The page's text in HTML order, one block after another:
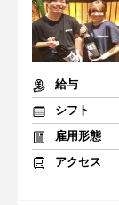
給与
シフト
雇用形態
アクセス